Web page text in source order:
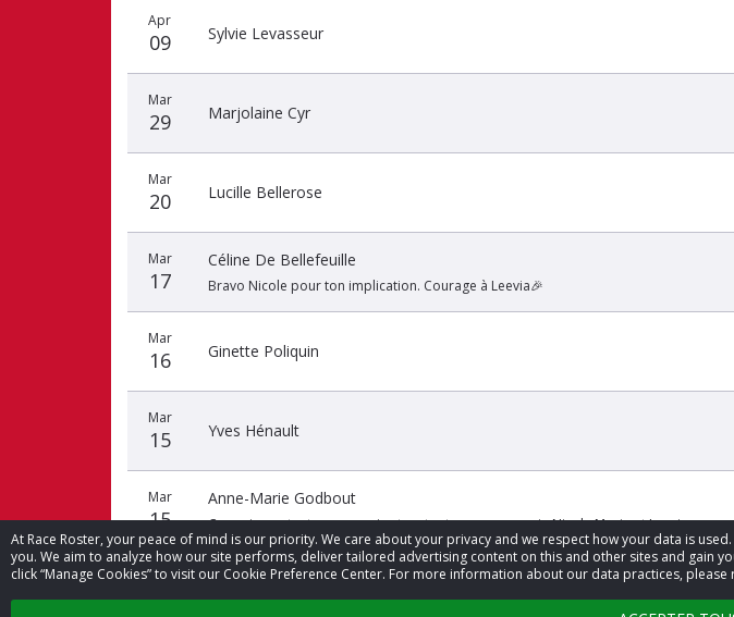
At Race Roster, your peace of mind is our priority. We care about your privacy and we respect how your data is
you. We aim to analyze how our site performs, deliver tailored advertising content on this and other sites and gain
click “Manage Cookies” to visit our Cookie Preference Center. For more information about our data practices, please
don
donateur
don
Apr
09 Sylvie Levasseur
Mar
29 Marjolaine Cyr
Mar
20 Lucille Bellerose
Mar
17
Céline De Bellefeuille
Bravo Nicole pour ton implication. Courage à Leevia🎉
Mar
16 Ginette Poliquin
Mar
15 Yves Hénault
Mar
15
Anne-Marie Godbout
Cause importante pour moi...et surtout pour mon amie Nicole Morin et Leevia.
Mar
15
Renée Rivest
Pour la belle Leevia. Bravo Nicole